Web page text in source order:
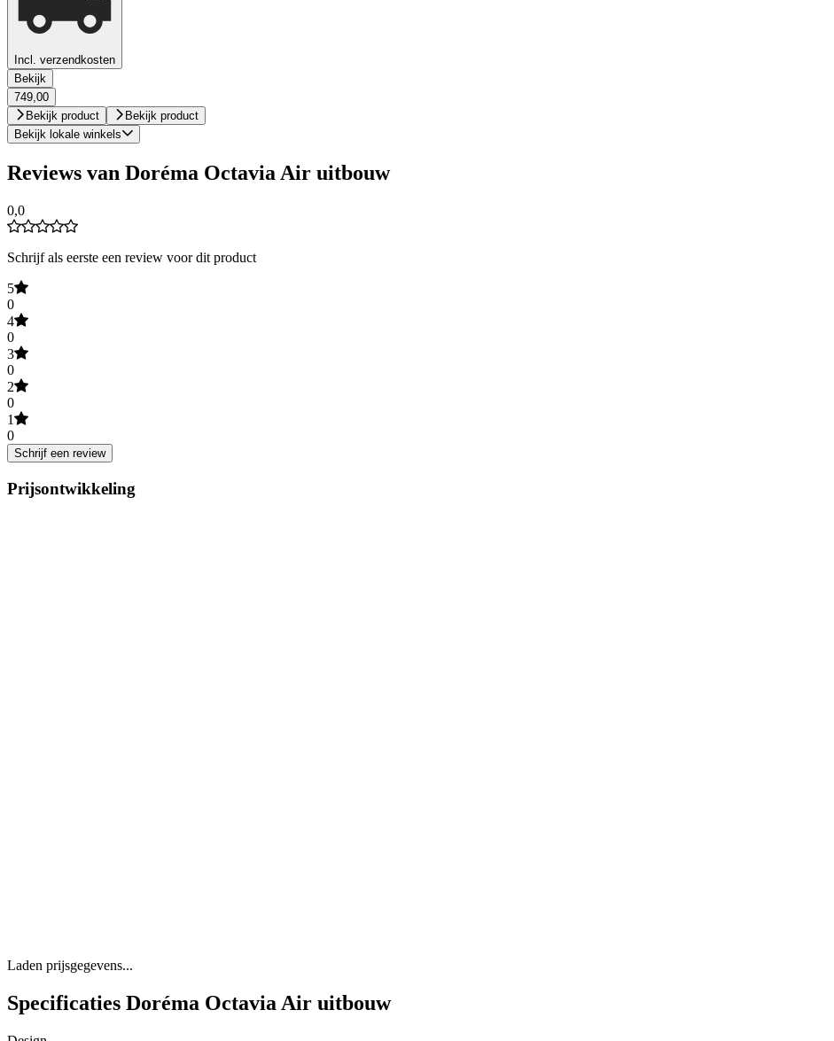
Incl. verzendkosten
Bekijk
749,00
Bekijk product
Bekijk product
Bekijk lokale winkels
Reviews van Doréma Octavia Air uitbouw
0,0
Schrijf als eerste een review voor dit product
5
0
4
0
3
0
2
0
1
0
Schrijf een review
Prijsontwikkeling
Laden prijsgegevens...
Specificaties Doréma Octavia Air uitbouw